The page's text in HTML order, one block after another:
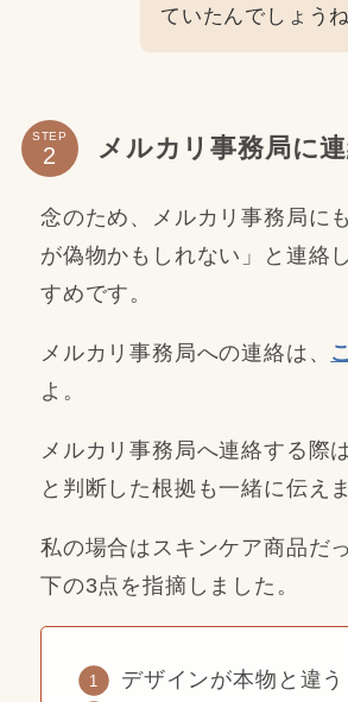
ていたんでしょう
STEP メルカリ事務局に
念のため、メルカリ事務局に
が偽物かもしれない」と連絡
すめです。
メルカリ事務局への連絡は、
よ。
メルカリ事務局へ連絡する際
と判断した根拠も一緒に伝え
私の場合はスキンケア商品だ
下の3点を指摘しました。
デザインが本物と違う